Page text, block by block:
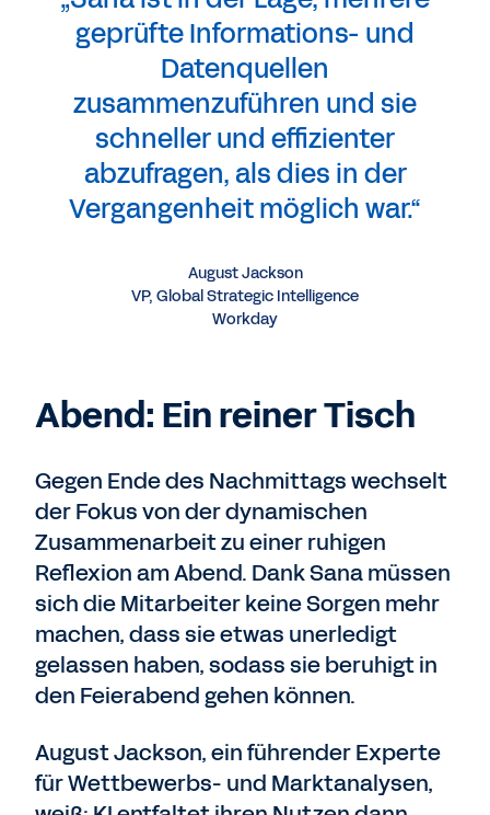
geprüfte Informations- und
Datenquellen
zusammenzuführen und sie
schneller und effizienter
abzufragen, als dies in der
Vergangenheit möglich war.“
August Jackson
VP, Global Strategic Intelligence
Workday
Abend: Ein reiner Tisch
Gegen Ende des Nachmittags wechselt
der Fokus von der dynamischen
Zusammenarbeit zu einer ruhigen
Reflexion am Abend. Dank Sana müssen
sich die Mitarbeiter keine Sorgen mehr
machen, dass sie etwas unerledigt
gelassen haben, sodass sie beruhigt in
den Feierabend gehen können.
August Jackson, ein führender Experte
für Wettbewerbs- und Marktanalysen,